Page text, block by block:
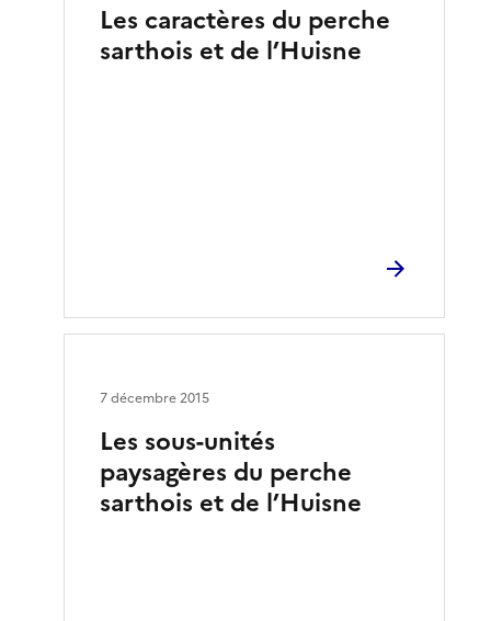
Les caractères du perche
sarthois et de l’Huisne
Les sous-unités
paysagères du perche
sarthois et de l’Huisne
7 décembre 2015